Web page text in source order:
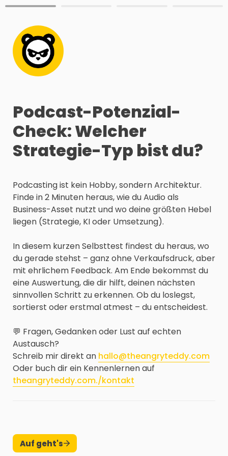
Podcast-Potenzial-
Check: Welcher
Strategie-Typ bist du?
Podcasting ist kein Hobby, sondern Architektur.
Finde in 2 Minuten heraus, wie du Audio als
Business-Asset nutzt und wo deine größten Hebel
liegen (Strategie, KI oder Umsetzung).
In diesem kurzen Selbsttest findest du heraus, wo
du gerade stehst – ganz ohne Verkaufsdruck, aber
mit ehrlichem Feedback. Am Ende bekommst du
eine Auswertung, die dir hilft, deinen nächsten
sinnvollen Schritt zu erkennen. Ob du loslegst,
sortierst oder erstmal atmest – du entscheidest.
💬 Fragen, Gedanken oder Lust auf echten
Austausch?
Schreib mir direkt an hallo@theangryteddy.com
theangryteddy.com./kontakt
Auf geht's